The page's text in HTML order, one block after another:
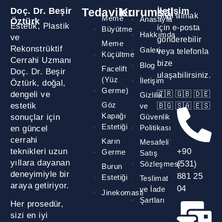
Doç. Dr. Beşir
Öztürk
Estetik, Plastik
ve
Rekonstrüktif
Cerrahi Uzmanı
Doç. Dr. Beşir
Öztürk, doğal,
dengeli ve
estetik
sonuçlar için
en güncel
cerrahi
teknikleri uzun
yıllara dayanan
deneyimiyle bir
araya getiriyor.
Her prosedür,
sizi en iyi
Tedaviler
Meme
Büyütme
Meme
Küçültme
Facelift
(Yüz
Germe)
Göz
Kapağı
Estetiği
Karın
Germe
Burun
Estetiği
Jinekomasti
Kurumsal
Anasayfa
Hakkımda
Galeri
Blog
İletişim
Gizlilik
ve
Güvenlik
Politikası
Mesafeli
Satış
Sözleşmesi
Teslimat
ve İade
Şartları
İletişim
Bilgi almak
için e-posta
gönderebilir
veya telefonla
bize
ulaşabilirsiniz.
🇹🇷 🇬🇧 🇩🇪
🇧🇬 🇸🇦 🇪🇸
+90
(531)
881 25
04